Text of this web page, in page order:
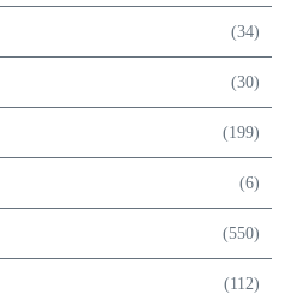
(34)
(30)
(199)
(6)
(550)
(112)